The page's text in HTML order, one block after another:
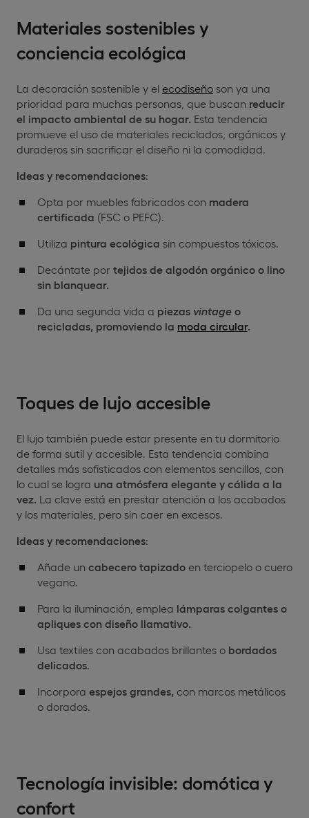
Materiales sostenibles y
conciencia ecológica
La decoración sostenible y el ecodiseño son ya una
prioridad para muchas personas, que buscan reducir
el impacto ambiental de su hogar. Esta tendencia
promueve el uso de materiales reciclados, orgánicos y
duraderos sin sacrificar el diseño ni la comodidad.
Ideas y recomendaciones:
Opta por muebles fabricados con madera
certificada (FSC o PEFC).
Utiliza pintura ecológica sin compuestos tóxicos.
Decántate por tejidos de algodón orgánico o lino
sin blanquear.
Da una segunda vida a piezas vintage o
recicladas, promoviendo la moda circular.
Toques de lujo accesible
El lujo también puede estar presente en tu dormitorio
de forma sutil y accesible. Esta tendencia combina
detalles más sofisticados con elementos sencillos, con
lo cual se logra una atmósfera elegante y cálida a la
vez. La clave está en prestar atención a los acabados
y los materiales, pero sin caer en excesos.
Ideas y recomendaciones:
Añade un cabecero tapizado en terciopelo o cuero
vegano.
Para la iluminación, emplea lámparas colgantes o
apliques con diseño llamativo.
Usa textiles con acabados brillantes o bordados
delicados
Incorpora espejos grandes, con marcos metálicos
o dorados.
Tecnología invisible: domótica y
confort